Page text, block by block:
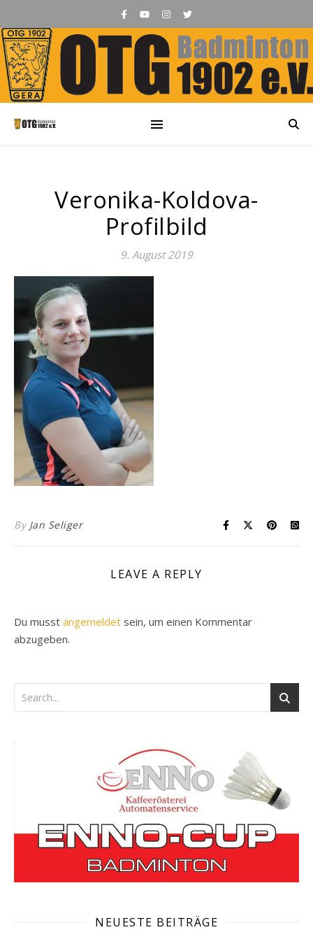
Veronika-Koldova-
Profilbild
9. August 2019
By Jan Seliger
LEAVE A REPLY
Du musst angemeldet sein, um einen Kommentar
abzugeben.
NEUESTE BEITRÄGE